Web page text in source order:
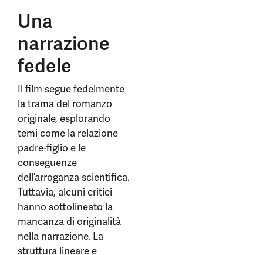
Una
narrazione
fedele
Il film segue fedelmente
la trama del romanzo
originale, esplorando
temi come la relazione
padre-figlio e le
conseguenze
dell’arroganza scientifica.
Tuttavia, alcuni critici
hanno sottolineato la
mancanza di originalità
nella narrazione. La
struttura lineare e